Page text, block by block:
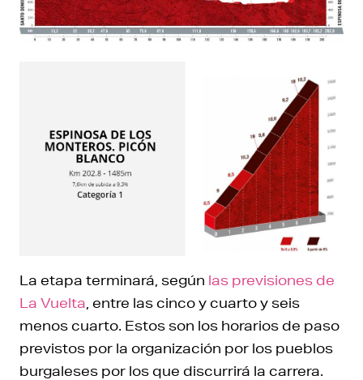
La etapa terminará, según las previsiones de
La Vuelta , entre las cinco y cuarto y seis
menos cuarto. Estos son los horarios de paso
previstos por la organización por los pueblos
burgaleses por los que discurrirá la carrera.